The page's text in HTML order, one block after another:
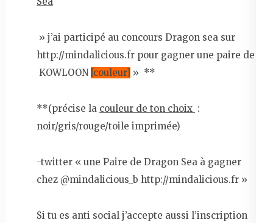
» j’ai participé au concours Dragon sea sur
http://mindalicious.fr pour gagner une paire de
KOWLOON [couleur] » **
**(précise la couleur de ton choix :
noir/gris/rouge/toile imprimée)
-twitter « une Paire de Dragon Sea à gagner
chez @mindalicious_b http://mindalicious.fr »
Si tu es anti social j’accepte aussi l’inscription